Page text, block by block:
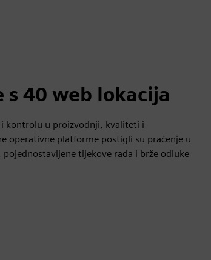
40 web lokacija
kontrolu u proizvodnji, kvaliteti i
operativne platforme postigli su praćenje u
tijekove rada i brže odluke